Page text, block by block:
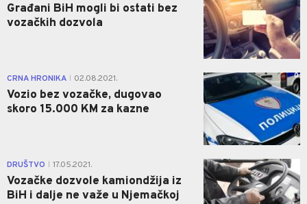
Građani BiH mogli bi ostati bez
vozačkih dozvola
CRNA HRONIKA 02.08.2021.
Vozio bez vozačke, dugovao
skoro 15.000 KM za kazne
0
DRUŠTVO 17.05.2021.
Vozačke dozvole kamiondžija iz
BiH i dalje ne važe u Njemačkoj